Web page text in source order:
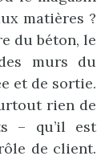
matières ?
du béton, le
murs du
et de sortie.
rien de
– qu’il est
de client.